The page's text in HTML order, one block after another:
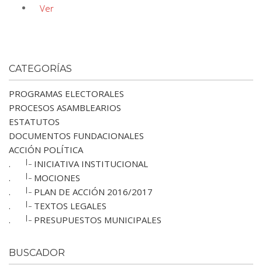
Ver
CATEGORÍAS
PROGRAMAS ELECTORALES
PROCESOS ASAMBLEARIOS
ESTATUTOS
DOCUMENTOS FUNDACIONALES
ACCIÓN POLÍTICA
.
|_
INICIATIVA INSTITUCIONAL
.
|_
MOCIONES
.
|_
PLAN DE ACCIÓN 2016/2017
.
|_
TEXTOS LEGALES
.
|_ PRESUPUESTOS MUNICIPALES
BUSCADOR